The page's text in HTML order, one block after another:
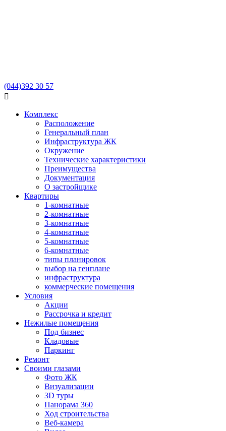
(044)392 30 57

Комплекс
Расположение
Генеральный план
Инфраструктура ЖК
Окружение
Технические характеристики
Преимущества
Документация
О застройщике
Квартиры
1-комнатные
2-комнатные
3-комнатные
4-комнатные
5-комнатные
6-комнатные
типы планировок
выбор на генплане
инфраструктура
коммерческие помещения
Условия
Акции
Рассрочка и кредит
Нежилые помещения
Под бизнес
Кладовые
Паркинг
Ремонт
Своими глазами
Фото ЖК
Визуализации
3D туры
Панорама 360
Ход строительства
Веб-камера